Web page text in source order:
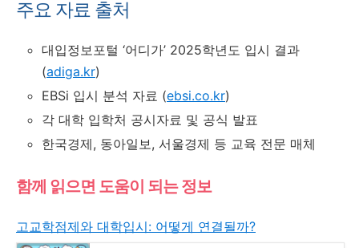
주요 자료 출처
대입정보포털 ‘어디가’ 2025학년도 입시 결과
(adiga.kr)
EBSi 입시 분석 자료 (ebsi.co.kr)
각 대학 입학처 공시자료 및 공식 발표
한국경제, 동아일보, 서울경제 등 교육 전문 매체
함께 읽으면 도움이 되는 정보
고교학점제와 대학입시: 어떻게 연결될까?